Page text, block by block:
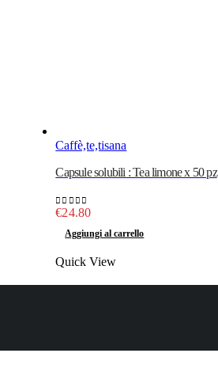
Caffè,te,tisana
Capsule solubili : Tea limone x 50 pz
0out of 5
€24.80
Aggiungi al carrello
Quick View